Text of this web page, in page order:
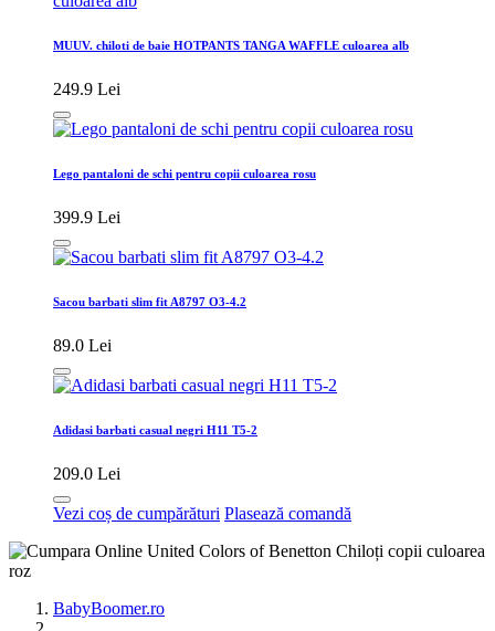
MUUV. chiloti de baie HOTPANTS TANGA WAFFLE culoarea alb
249.9 Lei
Lego pantaloni de schi pentru copii culoarea rosu
399.9 Lei
Sacou barbati slim fit A8797 O3-4.2
89.0 Lei
Adidasi barbati casual negri H11 T5-2
209.0 Lei
Vezi coș de cumpărături Plasează comandă
BabyBoomer.ro